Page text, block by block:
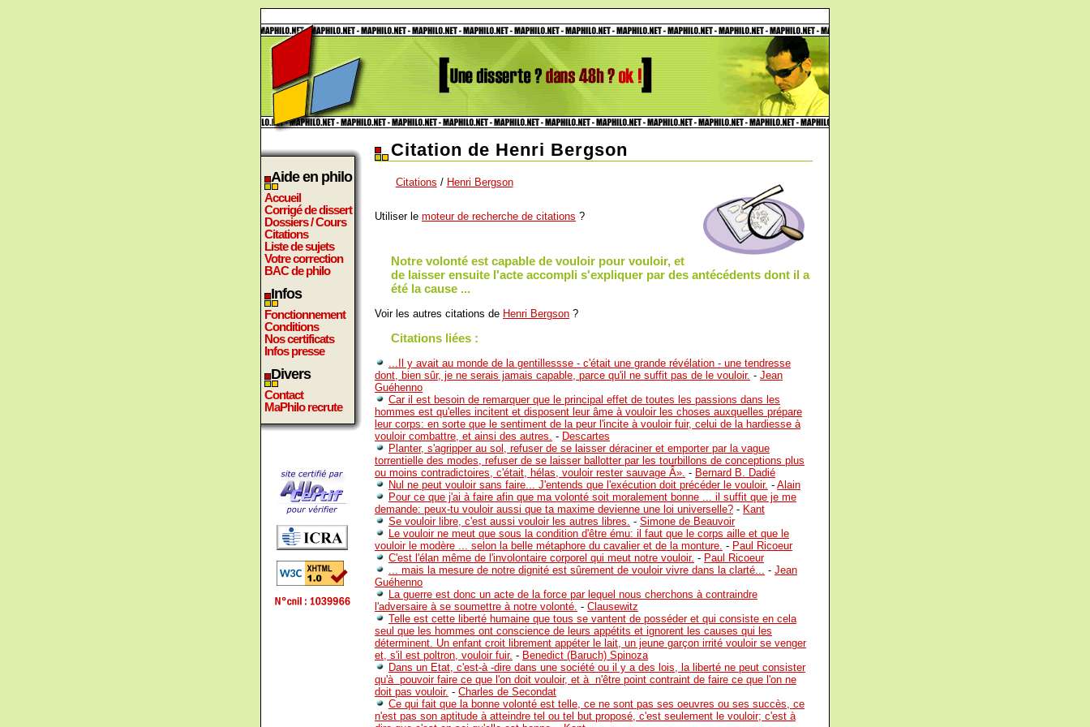
Aide en philo
Accueil
Corrigé de dissert
Dossiers / Cours
Citations
Liste de sujets
Votre correction
BAC de philo
Infos
Fonctionnement
Conditions
Nos certificats
Infos presse
Divers
Contact
MaPhilo recrute
Citation de Henri Bergson
Citations / Henri Bergson
Utiliser le moteur de recherche de citations ?
Notre volonté est capable de vouloir pour vouloir, et
de laisser ensuite l'acte accompli s'expliquer par des antécédents dont il a
été la cause ...
Voir les autres citations de Henri Bergson ?
Citations liées :
...Il y avait au monde de la gentillessse - c'était une grande révélation - une tendresse
dont, bien sûr, je ne serais jamais capable, parce qu'il ne suffit pas de le vouloir. - Jean
Guéhenno
Car il est besoin de remarquer que le principal effet de toutes les passions dans les
hommes est qu'elles incitent et disposent leur âme à vouloir les choses auxquelles prépare
leur corps: en sorte que le sentiment de la peur l'incite à vouloir fuir, celui de la hardiesse à
vouloir combattre, et ainsi des autres. - Descartes
Planter, s'agripper au sol, refuser de se laisser déraciner et emporter par la vague
torrentielle des modes, refuser de se laisser ballotter par les tourbillons de conceptions plus
ou moins contradictoires, c'était, hélas, vouloir rester sauvage Â». - Bernard B. Dadié
Nul ne peut vouloir sans faire... J'entends que l'exécution doit précéder le vouloir. - Alain
Pour ce que j'ai à faire afin que ma volonté soit moralement bonne ... il suffit que je me
demande: peux-tu vouloir aussi que ta maxime devienne une loi universelle? - Kant
Se vouloir libre, c'est aussi vouloir les autres libres. - Simone de Beauvoir
Le vouloir ne meut que sous la condition d'être ému: il faut que le corps aille et que le
vouloir le modère ... selon la belle métaphore du cavalier et de la monture. - Paul Ricoeur
C'est l'élan même de l'involontaire corporel qui meut notre vouloir. - Paul Ricoeur
... mais la mesure de notre dignité est sûrement de vouloir vivre dans la clarté... - Jean
Guéhenno
La guerre est donc un acte de la force par lequel nous cherchons à contraindre
l'adversaire à se soumettre à notre volonté. - Clausewitz
Telle est cette liberté humaine que tous se vantent de posséder et qui consiste en cela
seul que les hommes ont conscience de leurs appétits et ignorent les causes qui les
déterminent. Un enfant croit librement appéter le lait, un jeune garçon irrité vouloir se venger
et, s'il est poltron, vouloir fuir. - Benedict (Baruch) Spinoza
Dans un Etat, c'est-à -dire dans une société ou il y a des lois, la liberté ne peut consister
qu'à pouvoir faire ce que l'on doit vouloir, et à n'être point contraint de faire ce que l'on ne
doit pas vouloir. - Charles de Secondat
Ce qui fait que la bonne volonté est telle, ce ne sont pas ses oeuvres ou ses succès, ce
n'est pas son aptitude à atteindre tel ou tel but proposé, c'est seulement le vouloir; c'est à